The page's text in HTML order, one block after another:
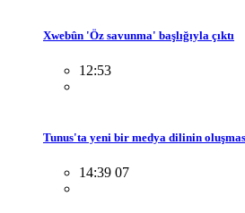
Xwebûn 'Öz savunma' başlığıyla çıktı
12:53
Tunus'ta yeni bir medya dilinin
14:39 07